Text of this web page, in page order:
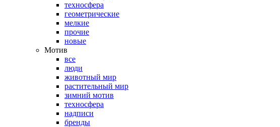
техносфера
геометрические
мелкие
прочие
новые
Мотив
все
люди
животный мир
растительный мир
зимний мотив
техносфера
надписи
бренды